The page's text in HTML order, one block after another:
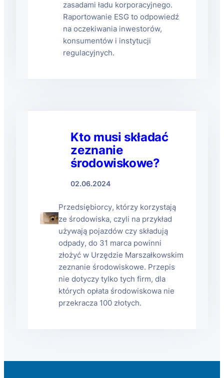
zasadami ładu korporacyjnego.
Raportowanie ESG to odpowiedź
na oczekiwania inwestorów,
konsumentów i instytucji
regulacyjnych.
Kto musi składać
zeznanie
środowiskowe?
02.06.2024
Przedsiębiorcy, którzy korzystają
ze środowiska, czyli na przykład
używają pojazdów czy składują
odpady, do 31 marca powinni
złożyć w Urzędzie Marszałkowskim
zeznanie środowiskowe. Przepis
nie dotyczy tylko tych firm, dla
których opłata środowiskowa nie
przekracza 100 złotych.